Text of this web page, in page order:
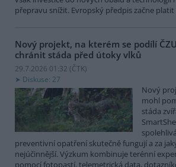
přepravu snížit. Evropský předpis začne platit
Nový projekt, na kterém se podílí
chránit stáda před útoky vlků
29.7.2026 01:32 (ČTK)
Diskuse: 27
Nový
mohl
stáda
preventivní opatření skutečně fungují a za
nejúčinnější. Výzkum kombinuje terénní
pomocí fotopastí, telemetrická data,